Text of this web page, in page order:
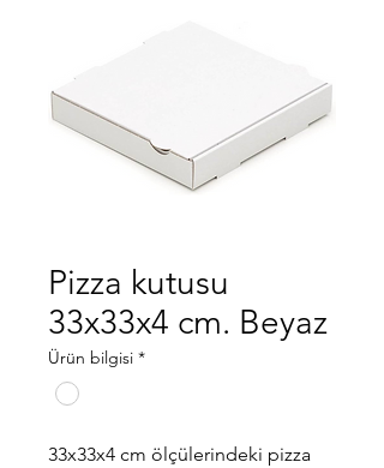
Pizza kutusu
33x33x4 cm. Beyaz
Ürün bilgisi *
33x33x4 cm ölçülerindeki pizza